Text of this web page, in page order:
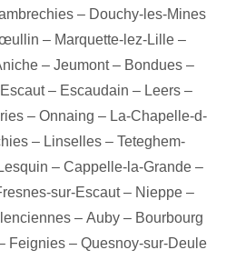
– Douchy-les-Mines
– Marquette-lez-Lille –
– Jeumont– Bondues–
– Escaudain – Leers –
– Onnaing – La-Chapelle-d-
– Linselles– Teteghem-
Lesquin – Cappelle-la-Grande–
sur-Escaut– Nieppe–
– Auby – Bourbourg
Feignies– Quesnoy-sur-Deule